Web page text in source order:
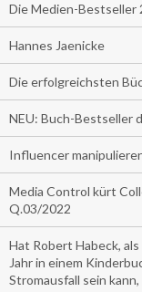
Die Medien-Bestseller
Hannes Jaenicke
Die erfolgreichsten
NEU: Buch-Bestseller
Influencer
Media Control kürt
Q.03/2022
Hat Robert Habeck,
Jahr in einem
Stromausfall sein